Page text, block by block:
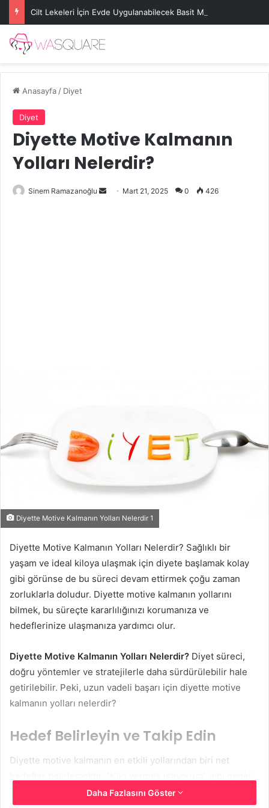
Cilt Lekeleri İçin Evde Uygulanabilecek Basit Maskeler
Anasayfa/ Diyet
Diyet
Diyette Motive Kalmanın
Yolları Nelerdir?
Sinem Ramazanoğlu
Bir
Mart 21, 2025 0 426
Diyette Motive Kalmanın Yolları Nelerdir 1
Diyette Motive Kalmanın Yolları Nelerdir? Sağlıklı bir
yaşam ve ideal kiloya ulaşmak için diyete başlamak kolay
gibi görünse de bu süreci devam ettirmek çoğu zaman
zorluklarla doludur. Diyette motive kalmanın yollarını
bilmek, bu süreçte kararlılığınızı korumanıza ve
hedeflerinize ulaşmanıza yardımcı olur.
Diyette Motive Kalmanın Yolları Nelerdir? Diyet süreci,
doğru yöntemler ve stratejilerle daha sürdürülebilir hale
getirilebilir. Peki, uzun vadeli başarı için diyette motive
kalmanın yolları nelerdir?
Hedef Belirleyin ve Takip Edin
Diyette motive kalmanın en etkili yollarından biri net
bir hedef yerine, “Bir ayda 3 kilo vermek istiyorum” gibi
Daha Fazlasını Göster